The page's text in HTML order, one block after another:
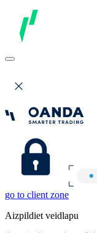
go to client zone
Aizpildiet veidlapu